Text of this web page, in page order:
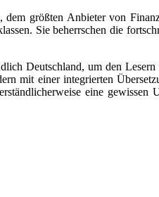
größten Anbieter von
Sie beherrschen die
Deutschland, um den Lesern
mit einer integrierten
eine gewissen